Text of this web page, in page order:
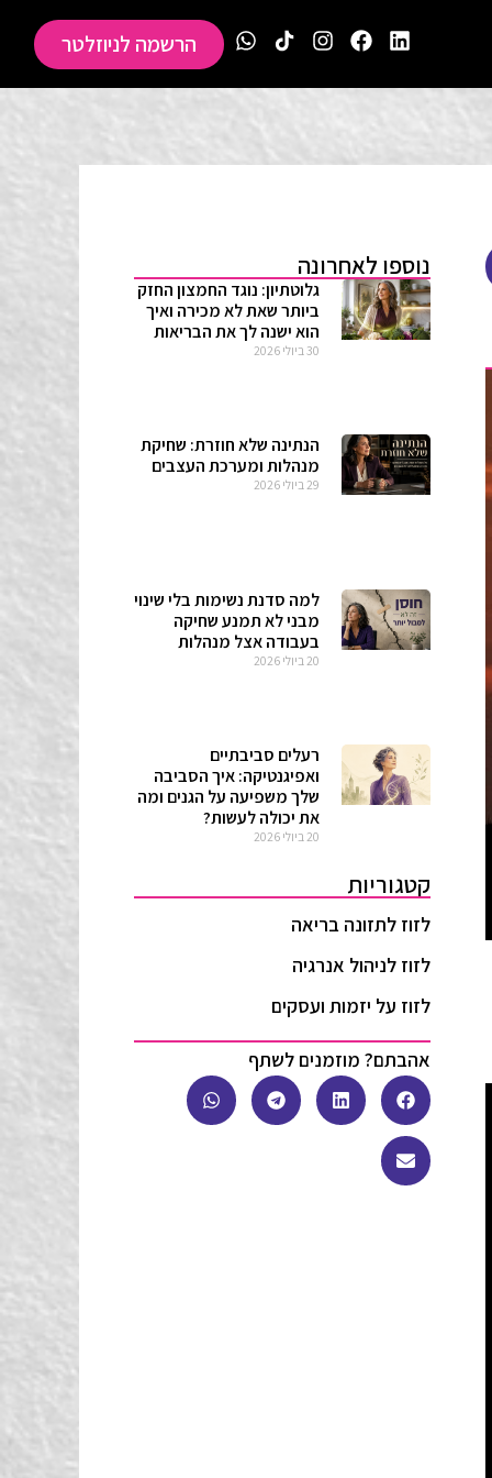
הרשמה לניוזלטר
נוספו לאחרונה
גלוטתיון: נוגד החמצון החזק
ביותר שאת לא מכירה ואיך
הוא ישנה לך את הבריאות
30 ביולי 2026
הנתינה שלא חוזרת: שחיקת
מנהלות ומערכת העצבים
29 ביולי 2026
למה סדנת נשימות בלי שינוי
מבני לא תמנע שחיקה
בעבודה אצל מנהלות
20 ביולי 2026
רעלים סביבתיים
ואפיגנטיקה: איך הסביבה
שלך משפיעה על הגנים ומה
את יכולה לעשות?
20 ביולי 2026
קטגוריות
לזוז לתזונה בריאה
לזוז לניהול אנרגיה
לזוז על יזמות ועסקים
אהבתם? מוזמנים לשתף